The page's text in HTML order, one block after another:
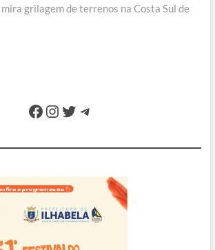
grilagem de terrenos na Costa Sul de
Facebook
Instagram
Twitter
Telegram